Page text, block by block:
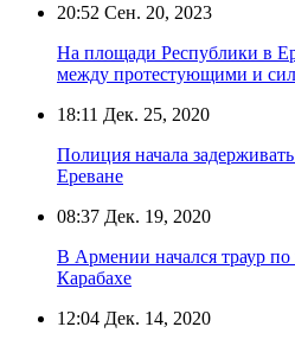
20:52 Сен. 20, 2023
На площади Республики в
между протестующими и
18:11 Дек. 25, 2020
Полиция начала
Ереване
08:37 Дек. 19, 2020
В Армении начался траур
Карабахе
12:04 Дек. 14, 2020